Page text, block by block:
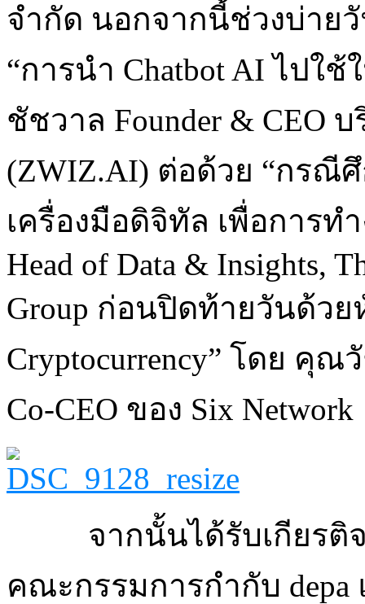
จำกัด นอกจากนี้ช่วงบ่าย
“การนำ Chatbot AI ไป
ชัชวาล Founder & CEO
(ZWIZ.AI) ต่อด้วย “กรณี
เครื่องมือดิจิทัล เพื่อการ
Head of Data & Insights,
Group ก่อนปิดท้ายวันด้วย
Cryptocurrency” โดย คุณ
Co-CEO ของ Six Network
จากนั้นได้รับเกียร
คณะกรรมการกำกับ